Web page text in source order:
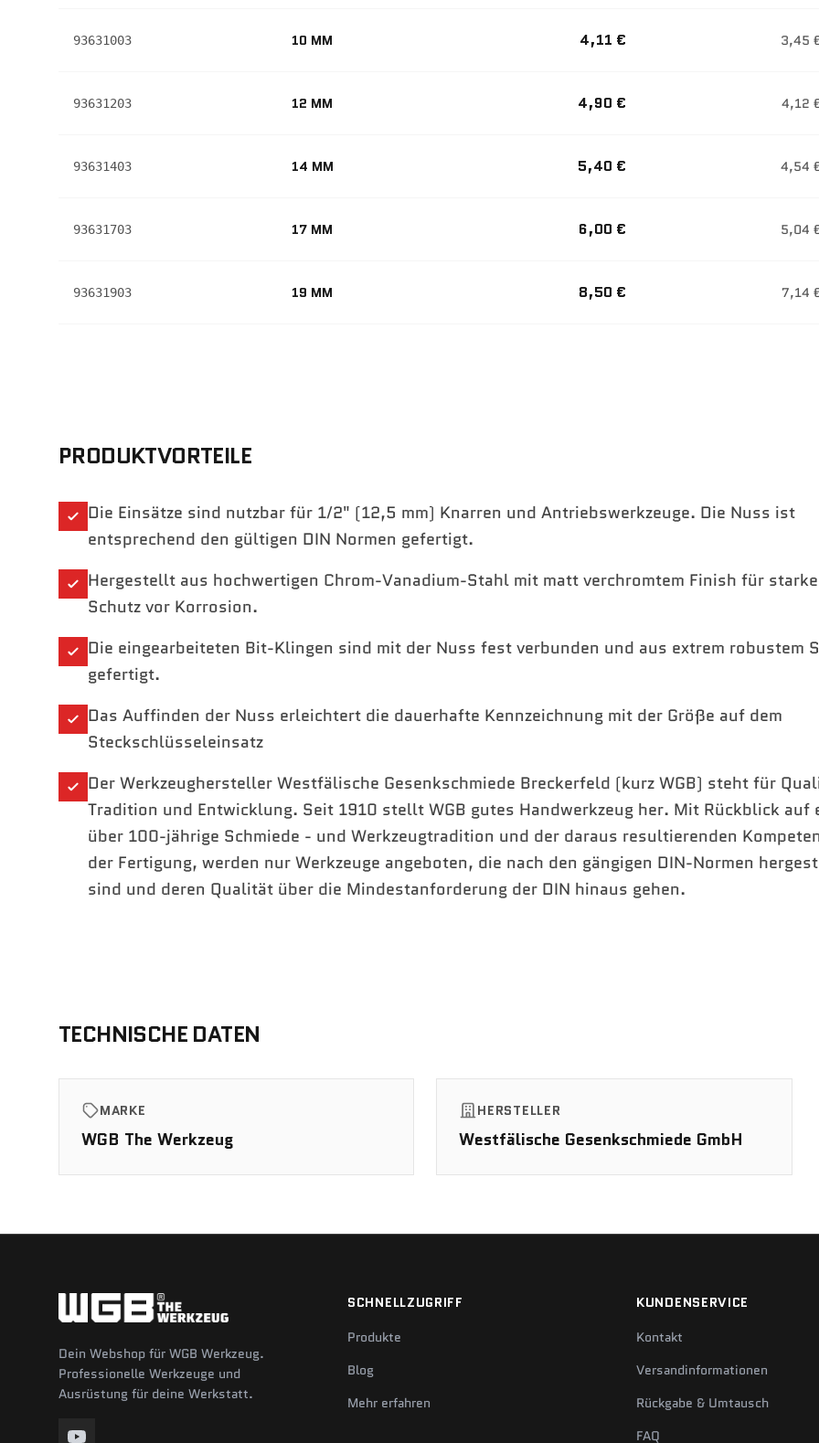
93631003 10 MM 4,11 € 3,45
93631203 12 MM 4,90 € 4,12
93631403 14 MM 5,40 € 4,54
93631703 17 MM 6,00 € 5,04
93631903 19 MM 8,50 € 7,14
PRODUKTVORTEILE
Die Einsätze sind nutzbar für 1/2" (12,5 mm) Knarren und Antriebswerkzeuge. Die Nuss ist
entsprechend den gültigen DIN Normen gefertigt.
Hergestellt aus hochwertigen Chrom-Vanadium-Stahl mit matt verchromtem Finish für
Schutz vor Korrosion.
Die eingearbeiteten Bit-Klingen sind mit der Nuss fest verbunden und aus extrem robustem
gefertigt.
Das Auffinden der Nuss erleichtert die dauerhafte Kennzeichnung mit der Größe auf dem
Steckschlüsseleinsatz
Der Werkzeughersteller Westfälische Gesenkschmiede Breckerfeld (kurz WGB) steht für
Tradition und Entwicklung. Seit 1910 stellt WGB gutes Handwerkzeug her. Mit Rückblick auf
über 100-jährige Schmiede - und Werkzeugtradition und der daraus resultierenden
der Fertigung, werden nur Werkzeuge angeboten, die nach den gängigen DIN-Normen
sind und deren Qualität über die Mindestanforderung der DIN hinaus gehen.
TECHNISCHE DATEN
MARKE
WGB The Werkzeug
HERSTELLER
Westfälische Gesenkschmiede GmbH
Dein Webshop für WGB Werkzeug.
Professionelle Werkzeuge und
Ausrüstung für deine Werkstatt.
SCHNELLZUGRIFF
Produkte
Blog
Mehr erfahren
KUNDENSERVICE
Kontakt
Versandinformationen
Rückgabe & Umtausch
FAQ